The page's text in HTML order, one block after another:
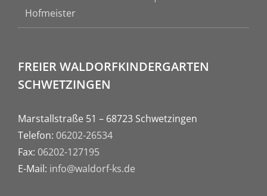
Hofmeister
FREIER WALDORFKINDERGARTEN
SCHWETZINGEN
Marstallstraße 51 – 68723 Schwetzingen
Telefon: 06202-26534
Fax: 06202-127195
E-Mail: info@waldorf-ks.de